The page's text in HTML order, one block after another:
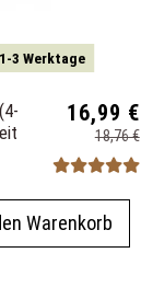
3 Werktage
16,99 €
18,76 €
Warenkorb